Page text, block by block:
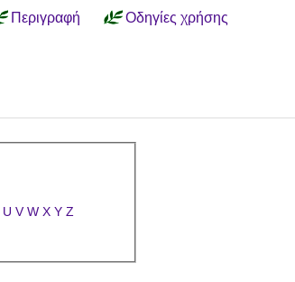
Περιγραφή Οδηγίες χρήσης
U V W X Y Z